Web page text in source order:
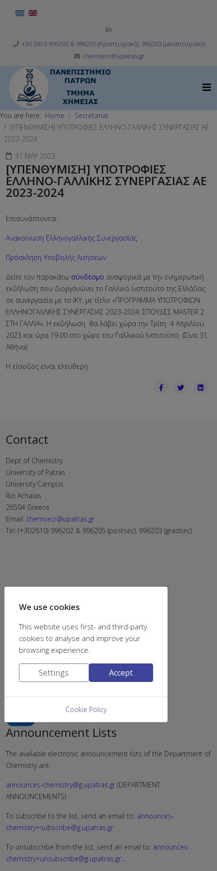
Select your language
+30 2610 996202 & 996205 (προπτυχιακά), 996203 (μεταπτυχιακά)
chemsecr@upatras.gr
You are here: Home
Secretariat
[ΥΠΕΝΘΥΜΙΣΗ] ΥΠΟΤΡΟΦΙΕΣ ΕΛΛΗΝΟ-ΓΑΛΛΙΚΗΣ ΣΥΝΕΡΓΑΣΙΑΣ ΑΕ
2023-2024
31 MAY 2023
[ΥΠΕΝΘΥΜΙΣΗ] ΥΠΟΤΡΟΦΙΕΣ
ΕΛΛΗΝΟ-ΓΑΛΛΙΚΗΣ ΣΥΝΕΡΓΑΣΙΑΣ ΑΕ
2023-2024
Επισυνάπτονται :
Ανακοίνωση Ελληνογαλλικής Συνεργασίας
Πρόσκληση Υποβολής Αιτήσεων
Δείτε τον παρακάτω σύνδεσμο αναφορικά με την ενημερωτική
εκδήλωση που διοργανώνει το Γαλλικό Ινστιτούτο της Ελλάδας
σε συνεργασία με το ΙΚΥ, με τίτλο «ΠΡΟΓΡΑΜΜΑ ΥΠΟΤΡΟΦΙΩΝ
ΕΛΛΗΝΟΓΑΛΛΙΚΗΣ ΣΥΝΕΡΓΑΣΙΑΣ 2023-2024: ΣΠΟΥΔΕΣ MASTER 2
ΣΤΗ ΓΑΛΛΙΑ». Η εκδήλωση θα λάβει χώρα την Τρίτη 4 Απριλίου
2023 και ώρα 19.00 στο χώρο του Γαλλικού Ινστιτούτο (Σίνα 31,
Αθήνα).
Η είσοδος είναι ελεύθερη.
Contact
Dept of Chemistry
University of Patras
University Campus
Rio Achaias
26504 Greece
Email: chemsecr@upatras.gr
Tel: (+302610) 996202 & 996205 (postsec), 996203 (gradsec)
find us on
Announcement Lists
The available electronic announcement lists of the Department of
Chemistry are:
announces-chemistry@g.upatras.gr (DEPARTMENT
ANNOUNCEMENTS)
To subscribe to the list, send an email to: announces-
chemistry+subscribe@g.upatras.gr
To unsubscribe from the list, send an email to: announces-
chemistry+unsubscribe@g.upatras.gr...
We use cookies
This website uses first- and third-party
cookies to analyse and improve your
browsing experience.
Settings Accept
Cookie Policy